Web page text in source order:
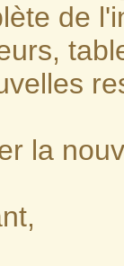
de
la